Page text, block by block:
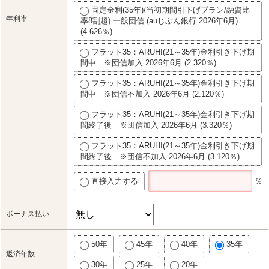
年利率
固定金利(35年)/当初期間引下げプラン/融資比
率8割超) 一般団信 (auじぶん銀行 2026年6月)
(4.626％)
フラット35：ARUHI(21～35年)金利引き下げ期
間中 ※団信加入 2026年6月 (2.320％)
フラット35：ARUHI(21～35年)金利引き下げ期
間中 ※団信不加入 2026年6月 (2.120％)
フラット35：ARUHI(21～35年)金利引き下げ期
間終了後 ※団信加入 2026年6月 (3.320％)
フラット35：ARUHI(21～35年)金利引き下げ期
間終了後 ※団信不加入 2026年6月 (3.120％)
直接入力する ％
ボーナス払い
返済年数
50年 45年 40年 35年
30年 25年 20年